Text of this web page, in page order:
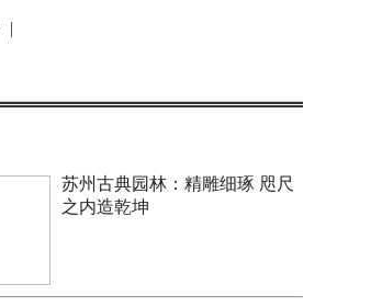
|
苏州古典园林：精雕细琢 咫尺
之内造乾坤